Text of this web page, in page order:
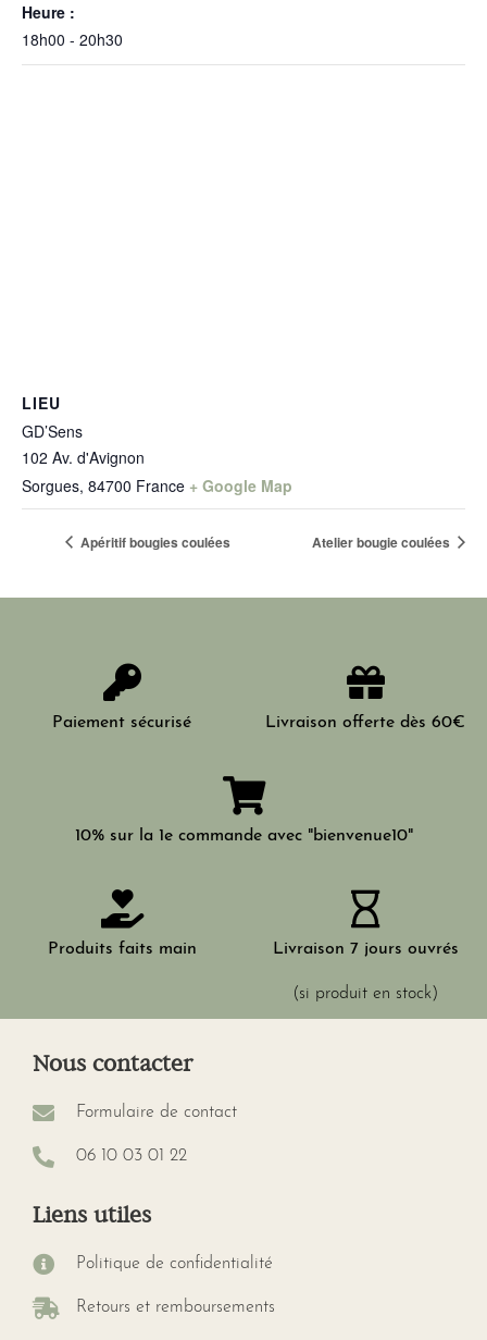
Heure :
18h00 - 20h30
LIEU
GD’Sens
102 Av. d'Avignon
Sorgues, 84700 France + Google Map
Apéritif bougies coulées Atelier bougie coulées
Paiement sécurisé Livraison offerte dès 60€
10% sur la 1e commande avec "bienvenue10"
Produits faits main Livraison 7 jours ouvrés
(si produit en stock)
Nous contacter
Formulaire de contact
06 10 03 01 22
Liens utiles
Politique de confidentialité
Retours et remboursements